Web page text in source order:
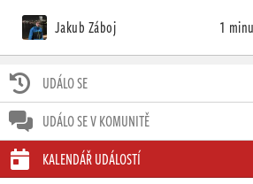
UDÁLO SE
UDÁLO SE V KOMUNITĚ
KALENDÁŘ UDÁLOSTÍ
Jakub Záboj 1